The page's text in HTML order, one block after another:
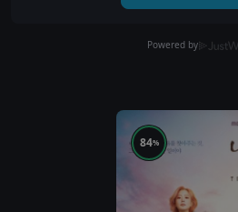
Powered by
84%